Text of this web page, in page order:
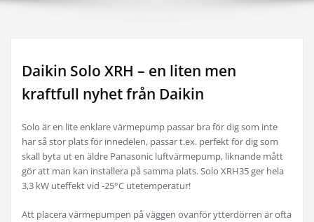
Daikin Solo XRH – en liten men
kraftfull nyhet från Daikin
Solo är en lite enklare värmepump passar bra för dig som inte
har så stor plats för innedelen, passar t.ex. perfekt för dig som
skall byta ut en äldre Panasonic luftvärmepump, liknande mått
gör att man kan installera på samma plats. Solo XRH35 ger hela
3,3 kW uteffekt vid -25°C utetemperatur!
Att placera värmepumpen på väggen ovanför ytterdörren är ofta